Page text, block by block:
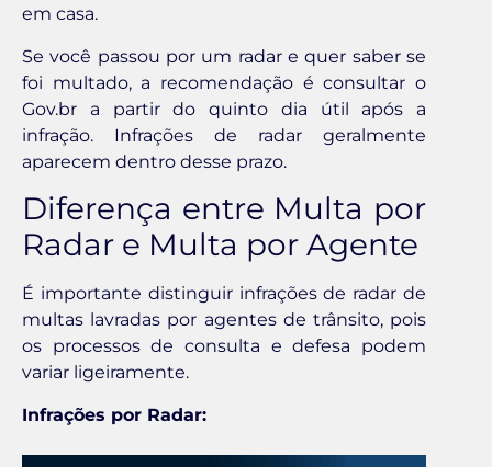
em casa.
Se você passou por um radar e quer saber se
foi multado, a recomendação é consultar o
Gov.br a partir do quinto dia útil após a
infração. Infrações de radar geralmente
aparecem dentro desse prazo.
Diferença entre Multa por
Radar e Multa por Agente
É importante distinguir infrações de radar de
multas lavradas por agentes de trânsito, pois
os processos de consulta e defesa podem
variar ligeiramente.
Infrações por Radar: